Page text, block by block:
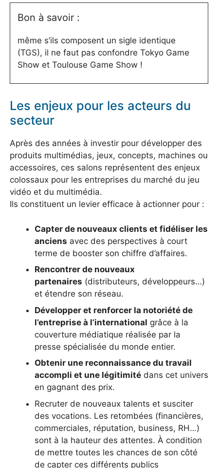
Bon à savoir :
même s’ils composent un sigle identique
(TGS), il ne faut pas confondre Tokyo Game
Show et Toulouse Game Show !
Les enjeux pour les acteurs du
secteur
Après des années à investir pour développer des
produits multimédias, jeux, concepts, machines ou
accessoires, ces salons représentent des enjeux
colossaux pour les entreprises du marché du jeu
vidéo et du multimédia.
Ils constituent un levier efficace à actionner pour :
Capter de nouveaux clients et fidéliser les
anciens avec des perspectives à court
terme de booster son chiffre d’affaires.
Rencontrer de nouveaux
partenaires (distributeurs, développeurs…)
et étendre son réseau.
Développer et renforcer la notoriété de
l’entreprise à l’international grâce à la
couverture médiatique réalisée par la
presse spécialisée du monde entier.
Obtenir une reconnaissance du travail
accompli et une légitimité dans cet univers
en gagnant des prix.
Recruter de nouveaux talents et susciter
des vocations. Les retombées (financières,
commerciales, réputation, business, RH…)
sont à la hauteur des attentes. À condition
de mettre toutes les chances de son côté
de capter ces différents publics